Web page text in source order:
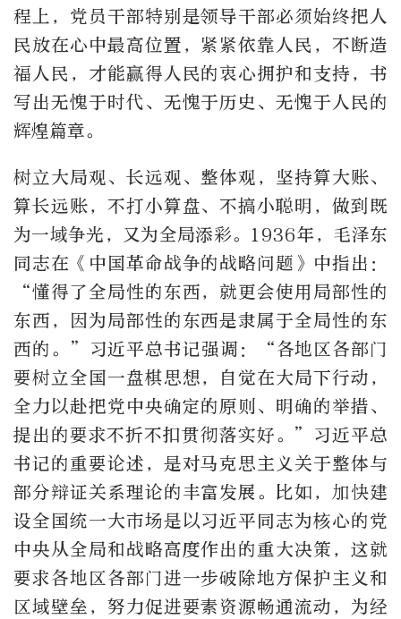
程上，党员干部特别是领导干部必须始终把人
民放在心中最高位置，紧紧依靠人民，不断造
福人民，才能赢得人民的衷心拥护和支持，书
写出无愧于时代、无愧于历史、无愧于人民的
辉煌篇章。
树立大局观、长远观、整体观，坚持算大账、
算长远账，不打小算盘、不搞小聪明，做到既
为一域争光，又为全局添彩。1936年，毛泽东
同志在《中国革命战争的战略问题》中指出：
“懂得了全局性的东西，就更会使用局部性的
东西，因为局部性的东西是隶属于全局性的东
西的。”习近平总书记强调：“各地区各部门
要树立全国一盘棋思想，自觉在大局下行动，
全力以赴把党中央确定的原则、明确的举措、
提出的要求不折不扣贯彻落实好。”习近平总
书记的重要论述，是对马克思主义关于整体与
部分辩证关系理论的丰富发展。比如，加快建
设全国统一大市场是以习近平同志为核心的党
中央从全局和战略高度作出的重大决策，这就
要求各地区各部门进一步破除地方保护主义和
区域壁垒，努力促进要素资源畅通流动，为经